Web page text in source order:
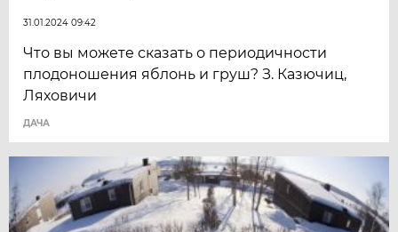
31.01.2024 09:42
Что вы можете сказать о периодичности
плодоношения яблонь и груш? З. Казючиц,
Ляховичи
ДАЧА